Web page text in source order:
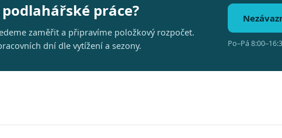
práce?
zaměřit a připravíme položkový rozpočet.
dní dle vytížení a sezony.
Po–Pá